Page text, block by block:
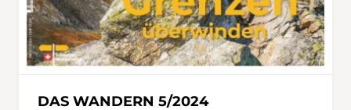
DAS WANDERN 5/2024